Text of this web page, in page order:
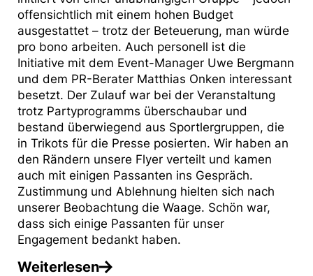
offensichtlich mit einem hohen Budget
ausgestattet – trotz der Beteuerung, man würde
pro bono arbeiten. Auch personell ist die
Initiative mit dem Event-Manager Uwe Bergmann
und dem PR-Berater Matthias Onken interessant
besetzt. Der Zulauf war bei der Veranstaltung
trotz Partyprogramms überschaubar und
bestand überwiegend aus Sportlergruppen, die
in Trikots für die Presse posierten. Wir haben an
den Rändern unsere Flyer verteilt und kamen
auch mit einigen Passanten ins Gespräch.
Zustimmung und Ablehnung hielten sich nach
unserer Beobachtung die Waage. Schön war,
dass sich einige Passanten für unser
Engagement bedankt haben.
Weiterlesen